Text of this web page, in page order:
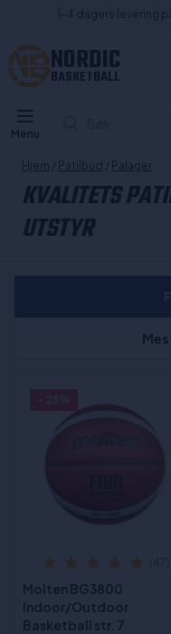
1-4 dagers levering
NORDIC
BASKETBALL
Menu
Hjem / Patilbud / Palager
KVALITETS
UTSTYR
Molten BG3800
Indoor/Outdoor
Basketball str. 7